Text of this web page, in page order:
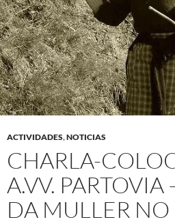
ACTIVIDADES,NOTICIAS
CHARLA-
A.VV. PARTOVIA
DA MULLER NO